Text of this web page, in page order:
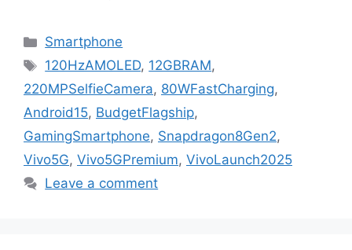
Categories
Smartphone
Tags
120HzAMOLED, 12GBRAM,
220MPSelfieCamera, 80WFastCharging,
Android15, BudgetFlagship,
GamingSmartphone, Snapdragon8Gen2,
Vivo5G, Vivo5GPremium, VivoLaunch2025
Leave a comment